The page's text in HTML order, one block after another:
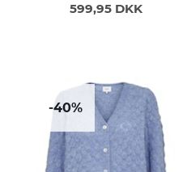
599,95 DKK
-40%